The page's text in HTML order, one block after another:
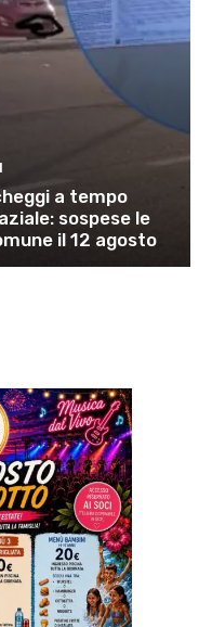
a tempo
sospese le
il 12 agosto